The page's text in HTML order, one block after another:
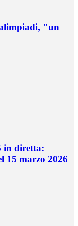
"un
in diretta:
15 marzo 2026